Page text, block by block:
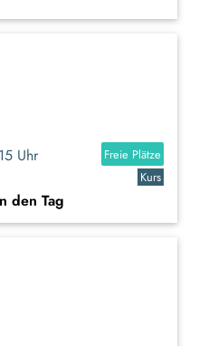
Uhr
Freie Plätze
Kurs
den Tag